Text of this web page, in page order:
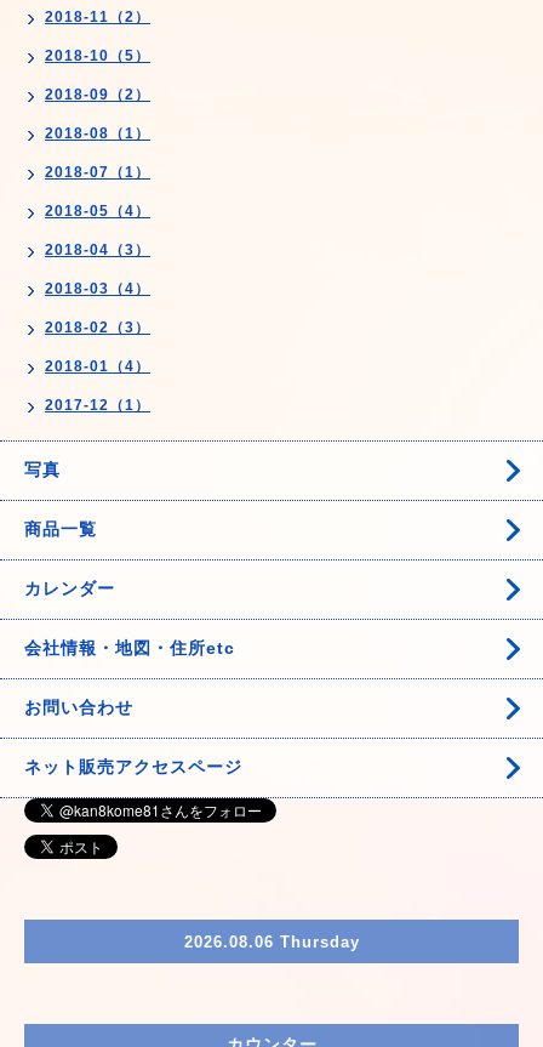
2018-11（2）
2018-10（5）
2018-09（2）
2018-08（1）
2018-07（1）
2018-05（4）
2018-04（3）
2018-03（4）
2018-02（3）
2018-01（4）
2017-12（1）
写真
商品一覧
カレンダー
会社情報・地図・住所etc
お問い合わせ
ネット販売アクセスページ
2026.08.06 Thursday